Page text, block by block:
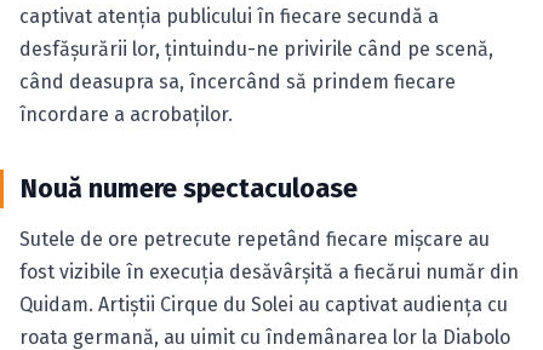
captivat atenţia publicului în fiecare secundă a
desfăşurării lor, ţintuindu-ne privirile când pe scenă,
când deasupra sa, încercând să prindem fiecare
încordare a acrobaţilor.
Nouă numere spectaculoase
Sutele de ore petrecute repetând fiecare mişcare au
fost vizibile în execuţia desăvârşită a fiecărui număr din
Quidam. Artiştii Cirque du Solei au captivat audienţa cu
roata germană, au uimit cu îndemânarea lor la Diabolo